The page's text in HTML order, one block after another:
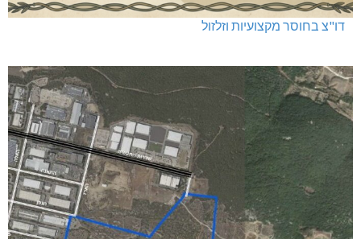
דו"צ בחוסר מקצועיות וזלזול